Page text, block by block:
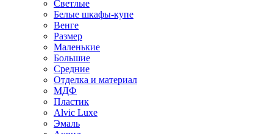
Светлые
Белые шкафы-купе
Венге
Размер
Маленькие
Большие
Средние
Отделка и материал
МДФ
Пластик
Alvic Luxe
Эмаль